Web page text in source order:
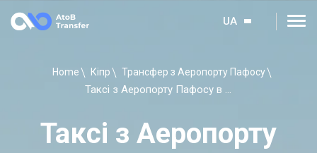
UA
Home Кіпр Трансфер з Аеропорту Пафосу
Таксі з Аеропорту Пафосу в Корал Бей
Таксі з Аеропорту